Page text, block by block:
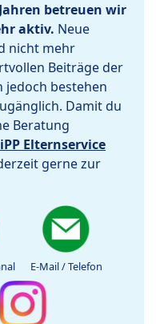
betreuen wir
aktiv. Neue
nicht mehr
Beiträge der
jedoch bestehen
Damit du
Beratung
Elternservice
gerne zur
E-Mail / Telefon